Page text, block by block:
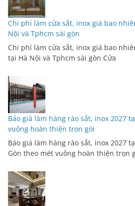
Chi phí làm cửa sắt, inox giá bao
Nội và Tphcm sài gòn
Chi phí làm cửa sắt, inox giá bao
tại Hà Nội và Tphcm sài gòn Cửa
Báo giá làm hàng rào sắt, inox 2027
vuông hoàn thiện trọn gói
Báo giá làm hàng rào sắt, inox 2027
Gòn theo mét vuông hoàn thiện trọn